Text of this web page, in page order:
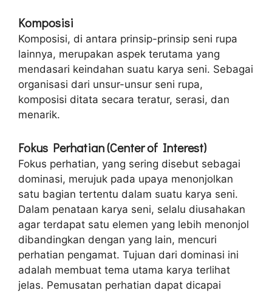
Komposisi
Komposisi, di antara prinsip-prinsip seni rupa
lainnya, merupakan aspek terutama yang
mendasari keindahan suatu karya seni. Sebagai
organisasi dari unsur-unsur seni rupa,
komposisi ditata secara teratur, serasi, dan
menarik.
Fokus Perhatian (Center of Interest)
Fokus perhatian, yang sering disebut sebagai
dominasi, merujuk pada upaya menonjolkan
satu bagian tertentu dalam suatu karya seni.
Dalam penataan karya seni, selalu diusahakan
agar terdapat satu elemen yang lebih menonjol
dibandingkan dengan yang lain, mencuri
perhatian pengamat. Tujuan dari dominasi ini
adalah membuat tema utama karya terlihat
jelas. Pemusatan perhatian dapat dicapai